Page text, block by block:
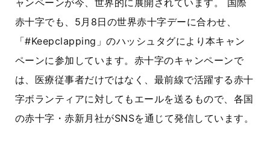
ャンペーンが今、世界的に展開されています。 国際
赤十字でも、5月8日の世界赤十字デーに合わせ、
「#Keepclapping」のハッシュタグにより本キャン
ペーンに参加しています。赤十字のキャンペーンで
は、医療従事者だけではなく、最前線で活躍する赤十
字ボランティアに対してもエールを送るもので、各国
の赤十字・赤新月社がSNSを通じて発信しています。